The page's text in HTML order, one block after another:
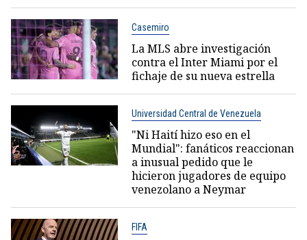
Casemiro
La MLS abre investigación
contra el Inter Miami por el
fichaje de su nueva estrella
Universidad Central de Venezuela
"Ni Haití hizo eso en el
Mundial": fanáticos reaccionan
a inusual pedido que le
hicieron jugadores de equipo
venezolano a Neymar
FIFA